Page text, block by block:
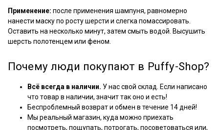
Применение: после применения шампуня, равномерно
нанести маску по росту шерсти и слегка помассировать.
Оставить на несколько минут, затем смыть водой. Высушить
шерсть полотенцем или феном.
Почему люди покупают в Puffy-Shop?
Всё всегда в наличии. У нас свой склад. Если написано
что товар в наличии, значит так оно и есть!
Беспроблемный возврат и обмен в течение 14 дней!
Мы реальный магазин, куда можно приехать
посмотреть, пощупать, потрогать, посоветоваться или,